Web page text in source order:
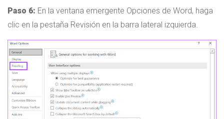
Paso 6: En la ventana emergente Opciones de Word, haga
clic en la pestaña Revisión en la barra lateral izquierda.